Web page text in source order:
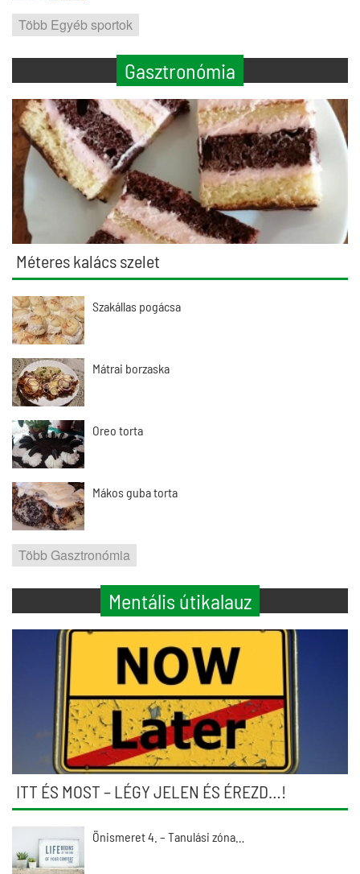
Több Egyéb sportok
Gasztronómia
Méteres kalács szelet
Szakállas pogácsa
Mátrai borzaska
Oreo torta
Mákos guba torta
Több Gasztronómia
Mentális útikalauz
ITT ÉS MOST – LÉGY JELEN ÉS ÉREZD…!
Önismeret 4. – Tanulási zóna…